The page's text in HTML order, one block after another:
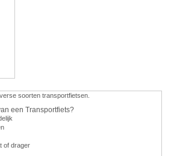
soorten transportfietsen.
een Transportfiets?
of drager